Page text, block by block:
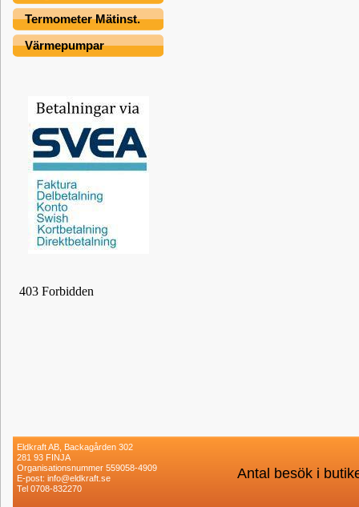
Termometer Mätinst.
Värmepumpar
Eldkraft AB, Backagården 302
281 93 FINJA
Organisationsnummer 559058-4909
E-post: info@eldkraft.se
Tel 0708-832270
Antal besök i